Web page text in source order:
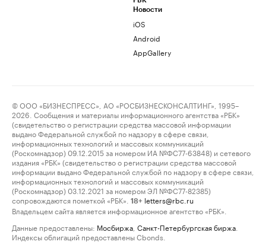
Новости
iOS
Android
AppGallery
© ООО «БИЗНЕСПРЕСС», АО «РОСБИЗНЕСКОНСАЛТИНГ», 1995–
2026. Сообщения и материалы информационного агентства «РБК»
(свидетельство о регистрации средства массовой информации
выдано Федеральной службой по надзору в сфере связи,
информационных технологий и массовых коммуникаций
(Роскомнадзор) 09.12.2015 за номером ИА №ФС77-63848) и сетевого
издания «РБК» (свидетельство о регистрации средства массовой
информации выдано Федеральной службой по надзору в сфере связи,
информационных технологий и массовых коммуникаций
(Роскомнадзор) 03.12.2021 за номером ЭЛ №ФС77-82385)
сопровождаются пометкой «РБК».
18+ letters@rbc.ru
Владельцем сайта является информационное агентство «РБК».
Данные предоставлены: Мосбиржа Санкт-Петербургская биржа
Индексы облигаций предоставлены Cbonds.